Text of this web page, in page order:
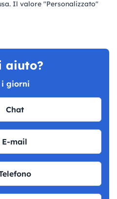
Il valore "Personalizzato"
aiuto?
i giorni
Chat
E-mail